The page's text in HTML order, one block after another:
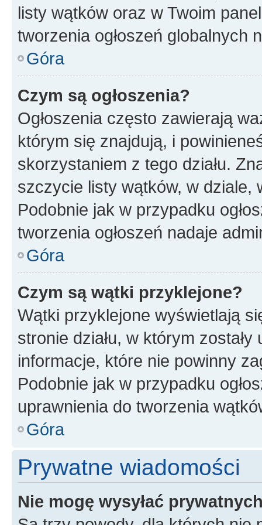
listy wątków oraz w Twoim
tworzenia ogłoszeń globalnych
Góra
Czym są ogłoszenia?
Ogłoszenia często zawierają
którym się znajdują, i
skorzystaniem z tego działu.
szczycie listy wątków, w dziale,
Podobnie jak w przypadku
tworzenia ogłoszeń nadaje
Góra
Czym są wątki przyklejone?
Wątki przyklejone wyświetlają
stronie działu, w którym
informacje, które nie powinny
Podobnie jak w przypadku
uprawnienia do tworzenia
Góra
Prywatne wiadomości
Nie mogę wysyłać